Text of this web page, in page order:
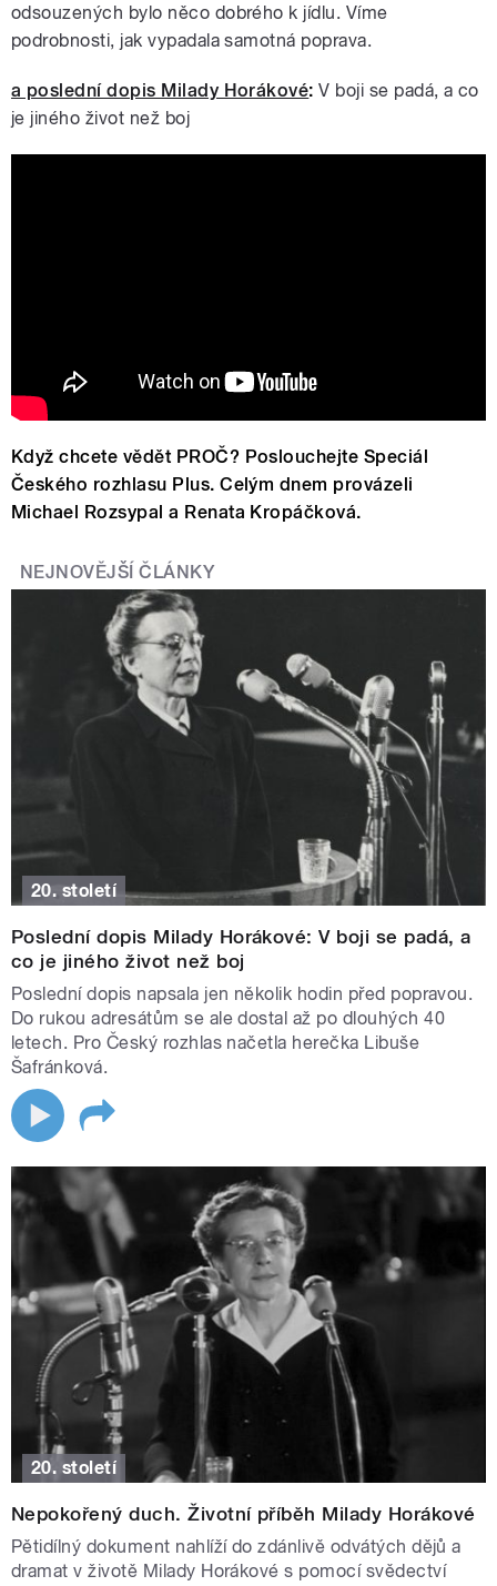
odsouzených bylo něco dobrého k jídlu. Víme
podrobnosti, jak vypadala samotná poprava.
a poslední dopis Milady Horákové: V boji se padá, a co
je jiného život než boj
Když chcete vědět PROČ? Poslouchejte Speciál
Českého rozhlasu Plus. Celým dnem provázeli
Michael Rozsypal a Renata Kropáčková.
NEJNOVĚJŠÍ ČLÁNKY
20. století
Poslední dopis Milady Horákové: V boji se padá, a
co je jiného život než boj
Poslední dopis napsala jen několik hodin před popravou.
Do rukou adresátům se ale dostal až po dlouhých 40
letech. Pro Český rozhlas načetla herečka Libuše
Šafránková.
20. století
Nepokořený duch. Životní příběh Milady Horákové
Pětidílný dokument nahlíží do zdánlivě odvátých dějů a
dramat v životě Milady Horákové s pomocí svědectví